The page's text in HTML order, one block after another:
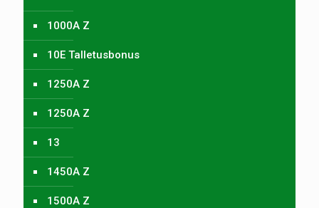
1000A Z
10E Talletusbonus
1250A Z
1250A Z
13
1450A Z
1500A Z